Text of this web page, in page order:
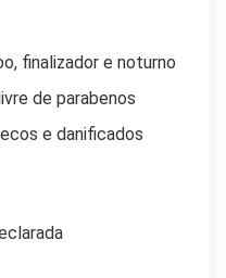
finalizador e noturno
de parabenos
e danificados